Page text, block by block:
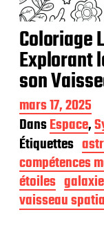
Coloriage
Explorant
son
D
a
t
e
d
e
p
u
b
mars 17, 2025
DansEspace,
Étiquettes
compétences
étoiles
vaisseau